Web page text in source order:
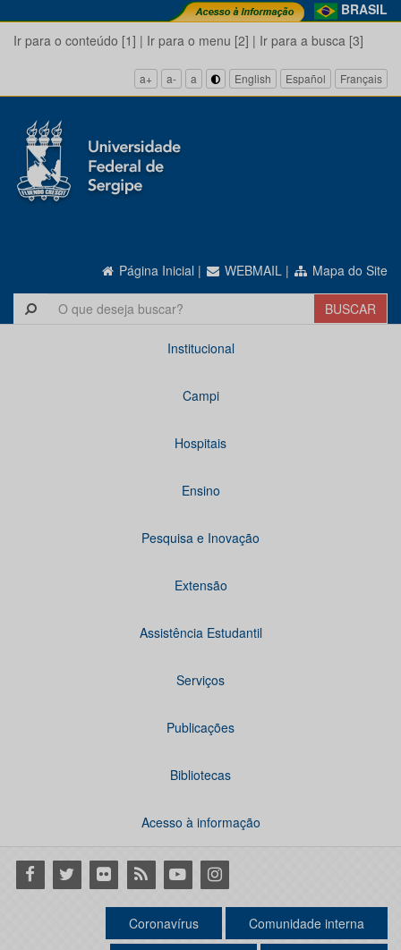
BRASIL
Ir para o conteúdo [1] | Ir para o menu [2] | Ir para a busca [3]
a+ a- a English Español Français
Página Inicial | WEBMAIL | Mapa do Site
Institucional
Campi
Hospitais
Ensino
Pesquisa e Inovação
Extensão
Assistência Estudantil
Serviços
Publicações
Bibliotecas
Acesso à informação
Facebook
Twitter Flickr RSS YoutubeInstagram
Coronavírus Comunidade interna